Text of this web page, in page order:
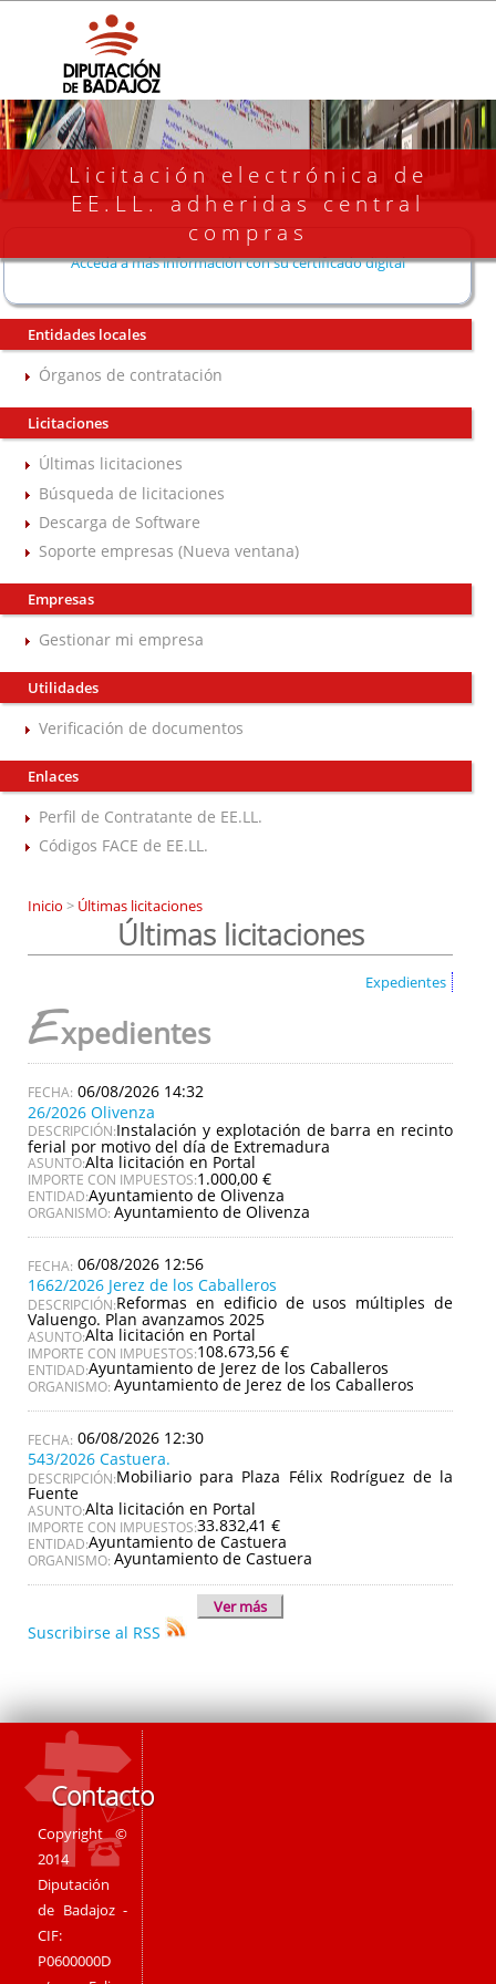
Licitación electrónica de
EE.LL. adheridas central
compras
Acceda a más información con su certificado digital
Entidades locales
Órganos de contratación
Licitaciones
Últimas licitaciones
Búsqueda de licitaciones
Descarga de Software
Soporte empresas (Nueva ventana)
Empresas
Gestionar mi empresa
Utilidades
Verificación de documentos
Enlaces
Perfil de Contratante de EE.LL.
Códigos FACE de EE.LL.
Inicio > Últimas licitaciones
Últimas licitaciones
Expedientes
Expedientes
06/08/2026 14:32
26/2026 Olivenza
DESCRIPCIÓN:Instalación y explotación de barra en recinto
ferial por motivo del día de Extremadura
ASUNTO:Alta licitación en Portal
IMPORTE CON IMPUESTOS:1.000,00 €
ENTIDAD:Ayuntamiento de Olivenza
ORGANISMO: Ayuntamiento de Olivenza
06/08/2026 12:56
1662/2026 Jerez de los Caballeros
DESCRIPCIÓN:Reformas en edificio de usos múltiples de
Valuengo. Plan avanzamos 2025
ASUNTO:Alta licitación en Portal
IMPORTE CON IMPUESTOS:108.673,56 €
ENTIDAD:Ayuntamiento de Jerez de los Caballeros
ORGANISMO: Ayuntamiento de Jerez de los Caballeros
06/08/2026 12:30
543/2026 Castuera.
DESCRIPCIÓN:Mobiliario para Plaza Félix Rodríguez de la
Fuente
ASUNTO:Alta licitación en Portal
IMPORTE CON IMPUESTOS:33.832,41 €
ENTIDAD:Ayuntamiento de Castuera
ORGANISMO: Ayuntamiento de Castuera
Ver más
Suscribirse al RSS
Contacto
Copyright ©
2014
Diputación
de Badajoz -
CIF:
P0600000D